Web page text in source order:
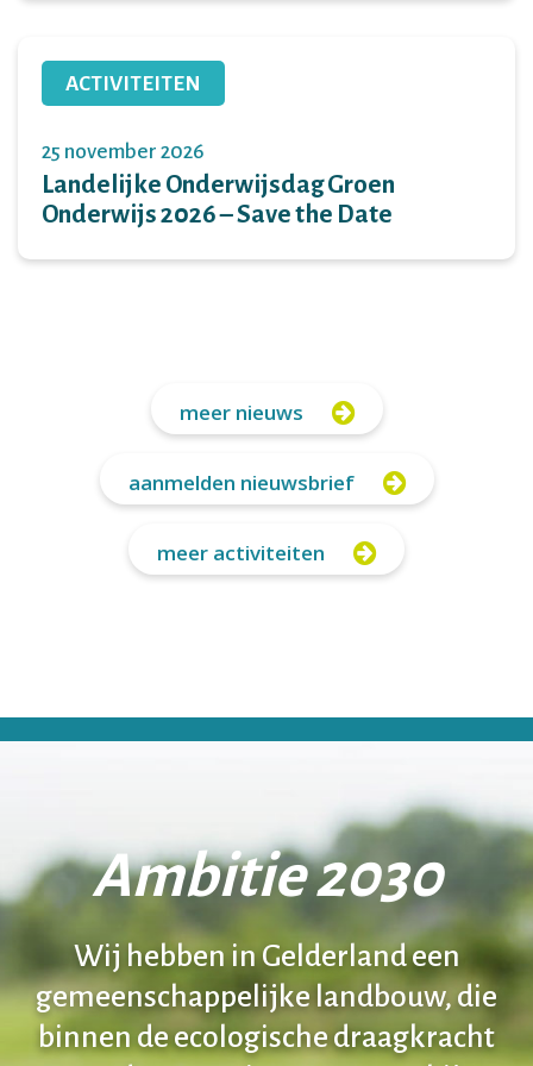
ACTIVITEITEN
25 november 2026
Landelijke Onderwijsdag Groen
Onderwijs 2026 – Save the Date
meer nieuws
aanmelden nieuwsbrief
meer activiteiten
Ambitie 2030
Wij hebben in Gelderland een
gemeenschappelijke landbouw, die
binnen de ecologische draagkracht